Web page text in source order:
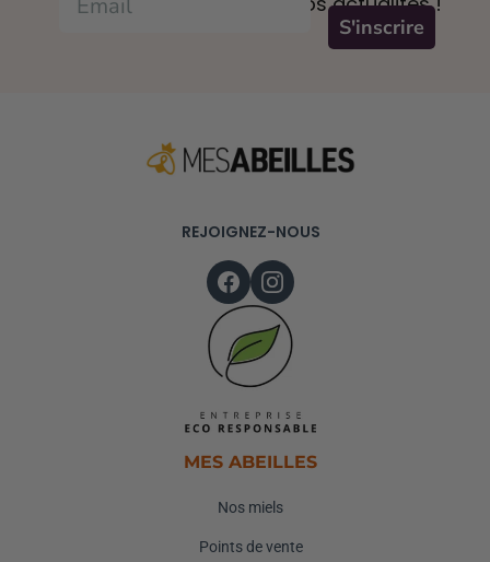
S'inscrire
REJOIGNEZ-NOUS
MES ABEILLES
Nos miels
Points de vente